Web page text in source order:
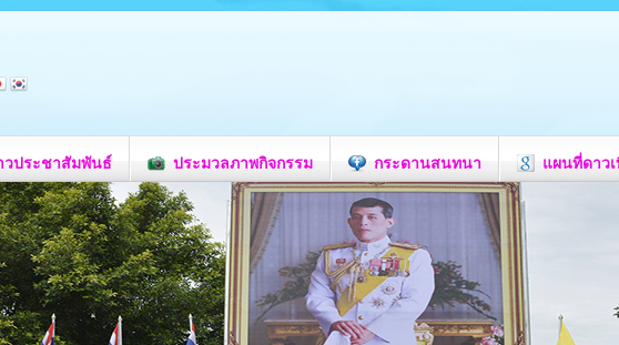
วประชาสัมพันธ์ ประมวลภาพกิจกรรม กระดานสนทนา แผนที่ดาว